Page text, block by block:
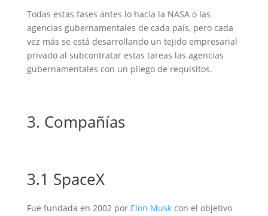
Todas estas fases antes lo hacía la NASA o las
agencias gubernamentales de cada país, pero cada
vez más se está desarrollando un tejido empresarial
privado al subcontratar estas tareas las agencias
gubernamentales con un pliego de requisitos.
3. Compañías
3.1 SpaceX
Fue fundada en 2002 por Elon Muskcon el objetivo